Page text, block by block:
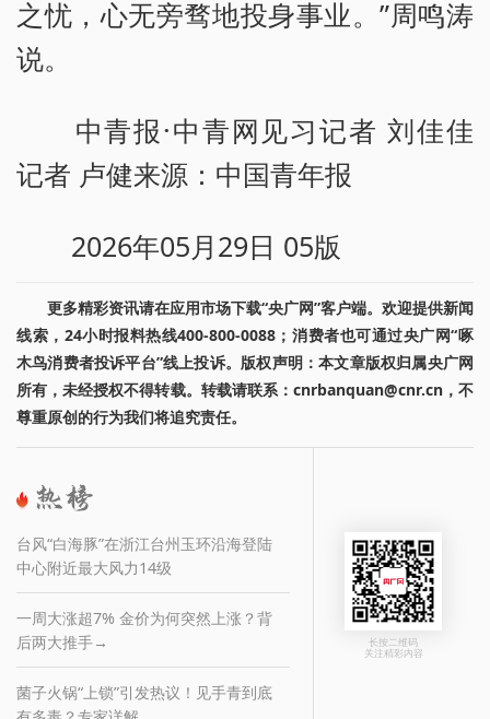
之忧，心无旁骛地投身事业。”周鸣涛
说。
中青报·中青网见习记者 刘佳佳
记者 卢健来源：中国青年报
2026年05月29日 05版
更多精彩资讯请在应用市场下载“央广网”客户端。欢迎提供新闻
线索，24小时报料热线400-800-0088；消费者也可通过央广网“啄
木鸟消费者投诉平台”线上投诉。版权声明：本文章版权归属央广网
所有，未经授权不得转载。转载请联系：cnrbanquan@cnr.cn，不
尊重原创的行为我们将追究责任。
台风“白海豚”在浙江台州玉环沿海登陆
中心附近最大风力14级
一周大涨超7% 金价为何突然上涨？背
后两大推手→
菌子火锅“上锁”引发热议！见手青到底
长按二维码
关注精彩内容